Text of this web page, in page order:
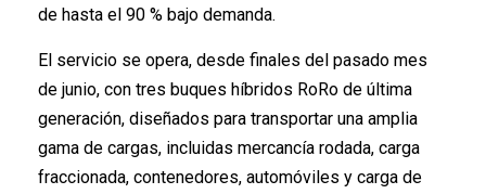
de hasta el 90 % bajo demanda.
El servicio se opera, desde finales del pasado mes
de junio, con tres buques híbridos RoRo de última
generación, diseñados para transportar una amplia
gama de cargas, incluidas mercancía rodada, carga
fraccionada, contenedores, automóviles y carga de